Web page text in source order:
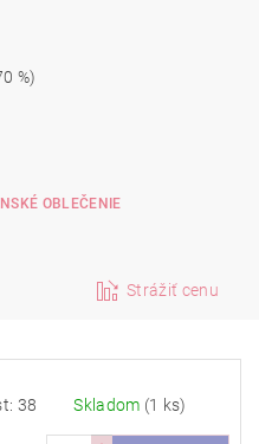
%)
OBLEČENIE
Strážiť cenu
38 Skladom (1 ks)